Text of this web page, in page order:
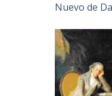
Nuevo de